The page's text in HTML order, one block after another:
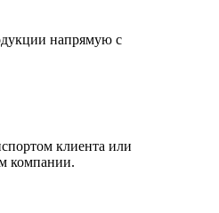
напрямую с
клиента или
компании.